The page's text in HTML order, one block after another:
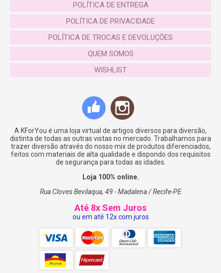
POLÍTICA DE ENTREGA
POLÍTICA DE PRIVACIDADE
POLÍTICA DE TROCAS E DEVOLUÇÕES
QUEM SOMOS
WISHLIST
A KForYou é uma loja virtual de artigos diversos para diversão,
distinta de todas as outras vistas no mercado. Trabalhamos para
trazer diversão através do nosso mix de produtos diferenciados,
feitos com materiais de alta qualidade e dispondo dos requisitos
de segurança para todas as idades.
Loja 100% online.
Rua Cloves Bevilaqua, 49 - Madalena / Recife-PE
Até 8x Sem Juros
ou em até 12x com juros